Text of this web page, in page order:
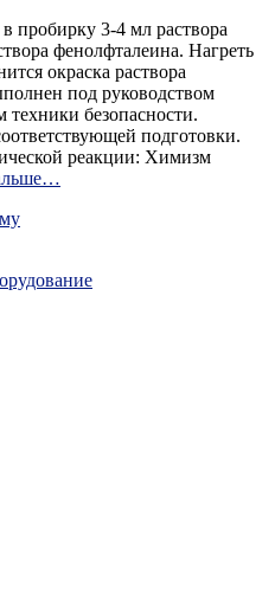
пробирку 3-4 мл раствора
фенолфталеина. Нагреть
окраска раствора
под руководством
безопасности.
подготовки.
реакции: Химизм